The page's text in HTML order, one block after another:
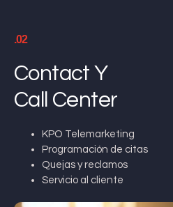
.02
Contact Y
Call Center
KPO Telemarketing
Programación de citas
Quejas y reclamos
Servicio al cliente